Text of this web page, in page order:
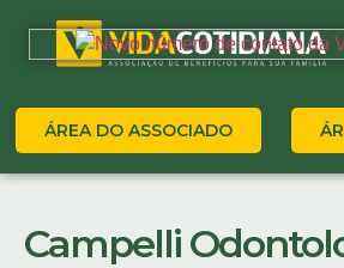
ÁREA DO ASSOCIADO
Campelli